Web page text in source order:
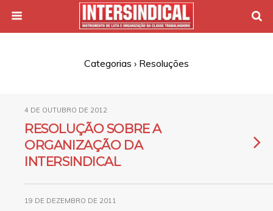
Categorias › Resoluções
4 DE OUTUBRO DE 2012
RESOLUÇÃO SOBRE A
ORGANIZAÇÃO DA
INTERSINDICAL
19 DE DEZEMBRO DE 2011